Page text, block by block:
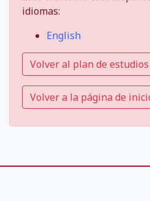
idiomas:
English
Volver al plan de estudios
Volver a la página de